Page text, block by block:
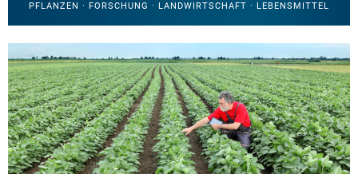
PFLANZEN · FORSCHUNG · LANDWIRTSCHAFT · LEBENSMITTEL